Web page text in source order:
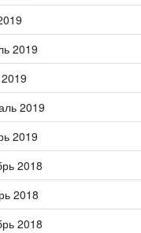
2019
2019
2019
2018
2018
2018